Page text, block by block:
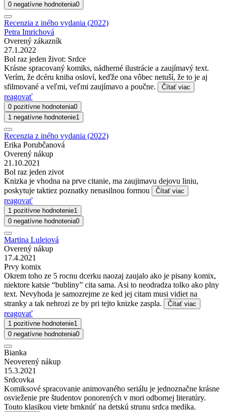
0 negatívne hodnotenia0
Recenzia z iného vydania (2022)
Petra Imrichová
Overený zákazník
27.1.2022
Bol raz jeden život: Srdce
Krásne spracovaný komiks, nádherné ilustrácie a zaujímavý text.
Verím, že dcéru kniha osloví, keďže ona vôbec netuší, že to je aj
sfilmované a veľmi, veľmi zaujímavo a poučne.
Čítať viac
reagovať
0 pozitívne hodnotenia0
1 negatívne hodnotenie1
Recenzia z iného vydania (2022)
Erika Porubčanová
Overený nákup
21.10.2021
Bol raz jeden zivot
Knizka je vhodna na prve citanie, ma zaujimavu dejovu liniu,
poskytuje taktiez poznatky nenasilnou formou
Čítať viac
reagovať
1 pozitívne hodnotenie1
0 negatívne hodnotenia0
Martina Luleiová
Overený nákup
17.4.2021
Prvy komix
Okrem toho ze 5 rocnu dcerku naozaj zaujalo ako je pisany komix,
niektore katsie “bubliny” cita sama. Asi to neodradza tolko ako plny
text. Nevyhoda je samozrejme ze ked jej citam musi vidiet na
stranky a tak nehrozi ze by pri tejto knizke zaspla.
Čítať viac
reagovať
1 pozitívne hodnotenie1
0 negatívne hodnotenia0
Bianka
Neoverený nákup
15.3.2021
Srdcovka
Komiksové spracovanie animovaného seriálu je jednoznačne krásne
osvieženie pre študentov ponorených v mori odbornej literatúry.
Touto klasikou viete brnknúť na detskú strunu srdca medika.